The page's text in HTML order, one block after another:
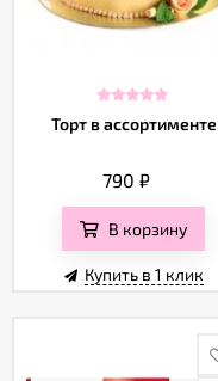
Торт в ассортименте
790₽
В корзину
Купить в 1 клик